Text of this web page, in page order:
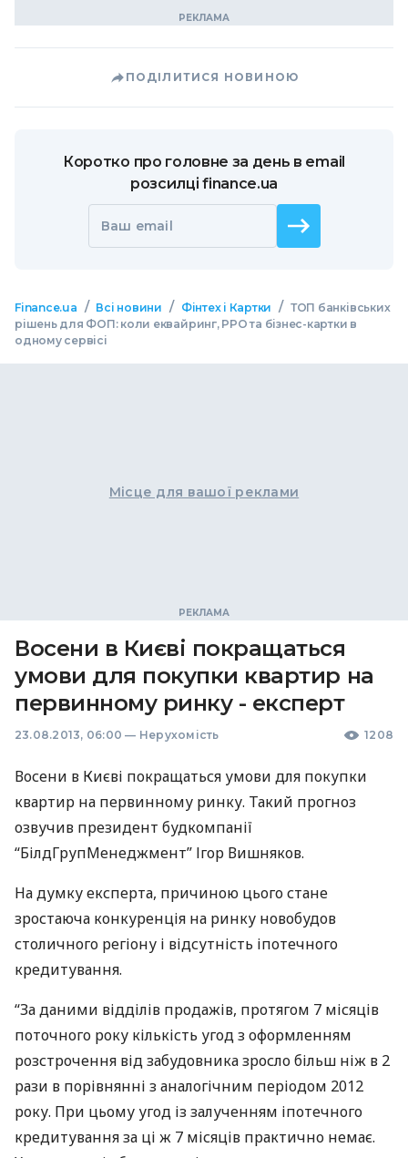
ПОДІЛИТИСЯ НОВИНОЮ
Коротко про головне за день в email
розсилці finance.ua
Ваш email
Finance.ua / Всі новини / Фінтех і Картки / ТОП банківських
рішень для ФОП: коли еквайринг, РРО та бізнес-картки в
одному сервісі
Місце для вашої реклами
Восени в Києві покращаться
умови для покупки квартир на
первинному ринку - експерт
23.08.2013, 06:00 — Нерухомість 1208
Восени в Києві покращаться умови для покупки
квартир на первинному ринку. Такий прогноз
озвучив президент будкомпанії
“БілдГрупМенеджмент” Ігор Вишняков.
На думку експерта, причиною цього стане
зростаюча конкуренція на ринку новобудов
столичного регіону і відсутність іпотечного
кредитування.
“За даними відділів продажів, протягом 7 місяців
поточного року кількість угод з оформленням
розстрочення від забудовника зросло більш ніж в 2
рази в порівнянні з аналогічним періодом 2012
року. При цьому угод із залученням іпотечного
кредитування за ці ж 7 місяців практично немає.